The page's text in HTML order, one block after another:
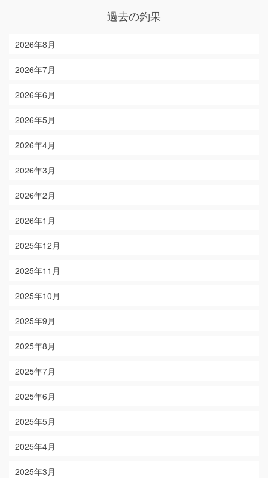
過去の釣果
2026年8月
2026年7月
2026年6月
2026年5月
2026年4月
2026年3月
2026年2月
2026年1月
2025年12月
2025年11月
2025年10月
2025年9月
2025年8月
2025年7月
2025年6月
2025年5月
2025年4月
2025年3月